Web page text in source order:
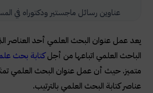
عناوين رسائل ماجستير ودكتوراه في
يعد عمل عنوان البحث العلمي أحد العناصر
الباحث العلمي اتباعها من أجل كتابة بحث
متميز. حيث أن عمل عنوان البحث العلمي
عناصر كتابة البحث العلمي بالترتيب.